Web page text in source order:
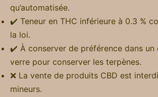
qu’automatisée.
✔️ Teneur en THC inférieure à 0.3 %
la loi.
✔️ À conserver de préférence dans un
verre pour conserver les terpènes.
❌ La vente de produits CBD est
mineurs.